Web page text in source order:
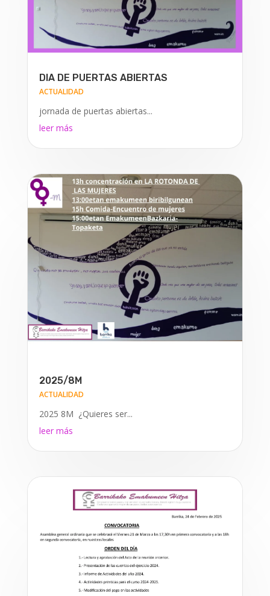
DIA DE PUERTAS ABIERTAS
ACTUALIDAD
jornada de puertas abiertas...
leer más
2025/8M
ACTUALIDAD
2025 8M ¿Quieres ser...
leer más